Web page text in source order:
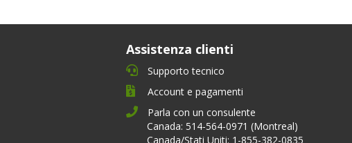
Assistenza clienti
Supporto tecnico
Account e pagamenti
Parla con un consulente
Canada: 514-564-0971 (Montreal)
Canada/Stati Uniti: 1-855-382-0835